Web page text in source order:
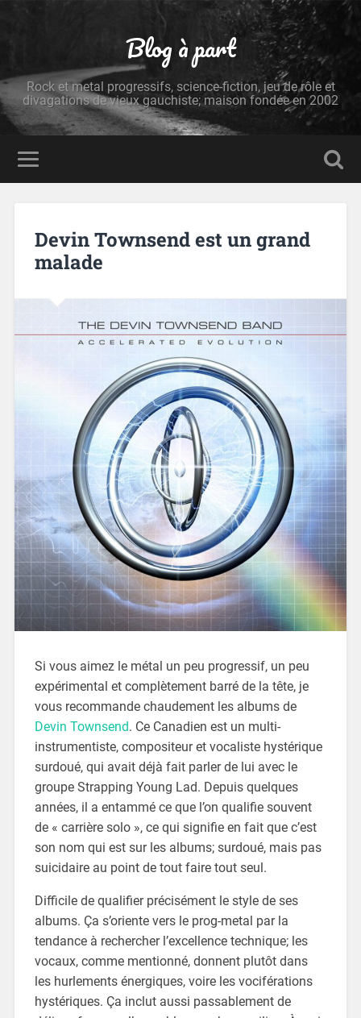
Blog à part
Rock et metal progressifs, science-fiction, jeu de rôle et
divagations de vieux gauchiste; maison fondée en 2002
Devin Townsend est un grand
malade
Si vous aimez le métal un peu progressif, un peu
expérimental et complètement barré de la tête, je
vous recommande chaudement les albums de
Devin Townsend. Ce Canadien est un multi-
instrumentiste, compositeur et vocaliste hystérique
surdoué, qui avait déjà fait parler de lui avec le
groupe Strapping Young Lad. Depuis quelques
années, il a entammé ce que l’on qualifie souvent
de « carrière solo », ce qui signifie en fait que c’est
son nom qui est sur les albums; surdoué, mais pas
suicidaire au point de tout faire tout seul.
Difficile de qualifier précisément le style de ses
albums. Ça s’oriente vers le prog-metal par la
tendance à rechercher l’excellence technique; les
vocaux, comme mentionné, donnent plutôt dans
les hurlements énergiques, voire les vociférations
hystériques. Ça inclut aussi passablement de